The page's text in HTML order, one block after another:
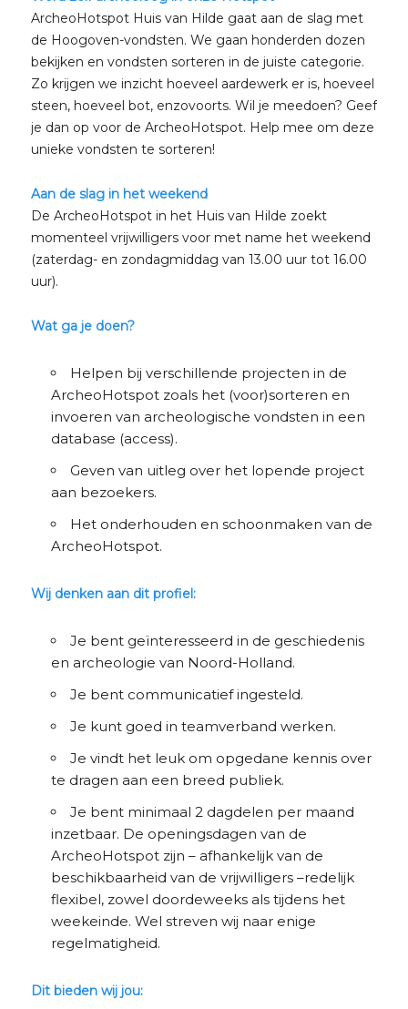
ArcheoHotspot Huis van Hilde gaat aan de slag met
de Hoogoven-vondsten. We gaan honderden dozen
bekijken en vondsten sorteren in de juiste categorie.
Zo krijgen we inzicht hoeveel aardewerk er is, hoeveel
steen, hoeveel bot, enzovoorts. Wil je meedoen? Geef
je dan op voor de ArcheoHotspot. Help mee om deze
unieke vondsten te sorteren!
Aan de slag in het weekend
De ArcheoHotspot in het Huis van Hilde zoekt
momenteel vrijwilligers voor met name het weekend
(zaterdag- en zondagmiddag van 13.00 uur tot 16.00
uur).
Wat ga je doen?
Helpen bij verschillende projecten in de
ArcheoHotspot zoals het (voor)sorteren en
invoeren van archeologische vondsten in een
database (access).
Geven van uitleg over het lopende project
aan bezoekers.
Het onderhouden en schoonmaken van de
ArcheoHotspot.
Wij denken aan dit profiel:
Je bent geïnteresseerd in de geschiedenis
en archeologie van Noord-Holland.
Je bent communicatief ingesteld.
Je kunt goed in teamverband werken.
Je vindt het leuk om opgedane kennis over
te dragen aan een breed publiek.
Je bent minimaal 2 dagdelen per maand
inzetbaar. De openingsdagen van de
ArcheoHotspot zijn – afhankelijk van de
beschikbaarheid van de vrijwilligers –redelijk
flexibel, zowel doordeweeks als tijdens het
weekeinde. Wel streven wij naar enige
regelmatigheid.
Dit bieden wij jou: